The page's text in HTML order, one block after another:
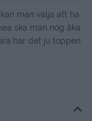
man välja att ha
ska man nog åka
har det ju toppen